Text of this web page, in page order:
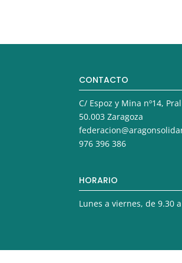
CONTACTO
C/ Espoz y Mina nº14,
50.003 Zaragoza
976 396 386
HORARIO
Lunes a viernes, de 9.30